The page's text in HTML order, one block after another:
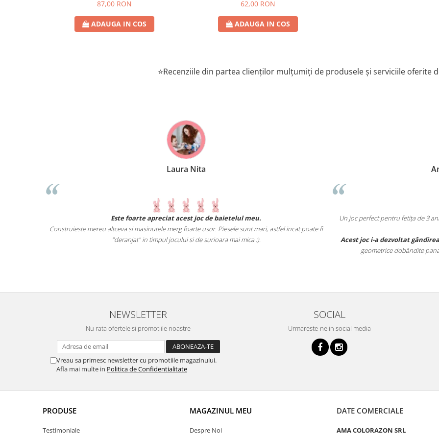
87,00 RON
ADAUGA IN COS
62,00 RON
ADAUGA IN COS
⭐Recenziile din partea clienților mulțumiți de produsele și serviciile oferite
Laura Nita
Este foarte apreciat acest joc de baietelul meu.
Construieste mereu altceva si masinutele merg foarte usor. Piesele sunt mari, astfel incat poate fi
"deranjat" in timpul jocului si de surioara mai mica :).
Un joc perfect pentru fetița de 3
Acest joc i-a dezvoltat
geometrice dobândite
NEWSLETTER
Nu rata ofertele si promotiile noastre
Vreau sa primesc newsletter cu promotiile magazinului.
Afla mai multe in Politica de Confidentialitate
SOCIAL
Urmareste-ne in social media
PRODUSE
Testimoniale
MAGAZINUL MEU
Despre Noi
DATE COMERCIALE
AMA COLORAZON SRL